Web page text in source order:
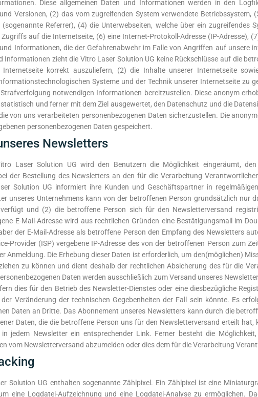
Diese allgemeinen Daten und Informationen werden in den
Versionen, (2) das vom zugreifenden System verwendete
Referrer), (4) die Unterwebseiten, welche über ein zugreifendes
auf die Internetseite, (6) eine Internet-Protokoll-Adresse (IP-Adresse),
Informationen, die der Gefahrenabwehr im Falle von Angriffen auf unsere
Informationen zieht die Vitro Laser Solution UG keine Rückschlüsse auf die
korrekt auszuliefern, (2) die Inhalte unserer Internetseite
Systeme und der Technik unserer Internetseite zu
notwendigen Informationen bereitzustellen. Diese anonym
und ferner mit dem Ziel ausgewertet, den Datenschutz und die
von uns verarbeiteten personenbezogenen Daten sicherzustellen. Die
personenbezogenen Daten gespeichert.
Newsletters
Laser Solution UG wird den Benutzern die Möglichkeit eingeräumt,
der Bestellung des Newsletters an den für die Verarbeitung
Solution UG informiert ihre Kunden und Geschäftspartner in
unseres Unternehmens kann von der betroffenen Person grundsätzlich nur
verfügt und (2) die betroffene Person sich für den Newsletterversand
E-Mail-Adresse wird aus rechtlichen Gründen eine Bestätigungsmail im
der E-Mail-Adresse als betroffene Person den Empfang des Newsletters
Provider (ISP) vergebene IP-Adresse des von der betroffenen Person zum
Anmeldung. Die Erhebung dieser Daten ist erforderlich, um den(möglichen)
zu können und dient deshalb der rechtlichen Absicherung des für die
Daten werden ausschließlich zum Versand unseres
dies für den Betrieb des Newsletter-Dienstes oder eine diesbezügliche
Veränderung der technischen Gegebenheiten der Fall sein könnte. Es
Daten an Dritte. Das Abonnement unseres Newsletters kann durch die
Daten, die die betroffene Person uns für den Newsletterversand erteilt
jedem Newsletter ein entsprechender Link. Ferner besteht die
vom Newsletterversand abzumelden oder dies dem für die Verarbeitung
Solution UG enthalten sogenannte Zählpixel. Ein Zählpixel ist eine
eine Logdatei-Aufzeichnung und eine Logdatei-Analyse zu ermöglichen.